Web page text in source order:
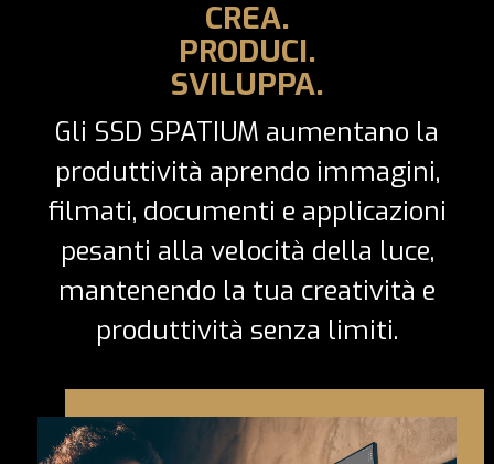
CREA.
PRODUCI.
SVILUPPA.
Gli SSD SPATIUM aumentano la
produttività aprendo immagini,
filmati, documenti e applicazioni
pesanti alla velocità della luce,
mantenendo la tua creatività e
produttività senza limiti.